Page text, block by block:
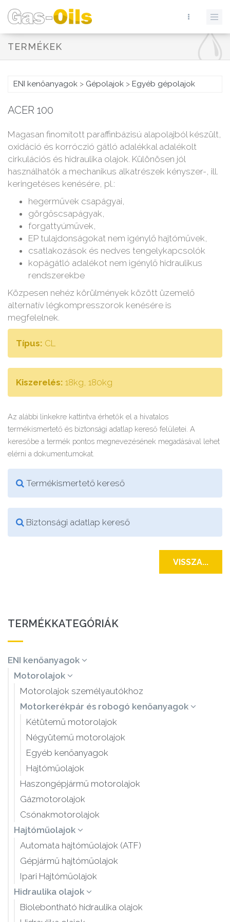
TERMÉKEK
ENI kenőanyagok > Gépolajok > Egyéb gépolajok
ACER 100
Magasan finomított paraffinbázisú alapolajból készült,
oxidáció és korróczió gátló adalékkal adalékolt
cirkulációs és hidraulika olajok. Különösen jól
használhatók a mechanikus alkatrészek kényszer-, ill.
keringetéses kenésére, pl.:
hegerművek csapágyai,
görgőscsapágyak,
forgattyúművek,
EP tulajdonságokat nem igénylő hajtóművek,
csatlakozások és nedves tengelykapcsolók
kopágátló adalékot nem igénylő hidraulikus
rendszerekbe
Közpesen nehéz körülmények között üzemelő
alternatív légkompresszorok kenésére is
megfelelnek.
Típus: CL
Kiszerelés: 18kg, 180kg
Az alábbi linkekre kattintva érhetők el a hivatalos
termékismertető és biztonsági adatlap kereső felületei. A
keresőbe a termék pontos megnevezésének megadásával lehet
elérni a dokumentumokat.
Termékismertető kereső
Biztonsági adatlap kereső
VISSZA...
TERMÉKKATEGÓRIÁK
ENI kenőanyagok
Motorolajok
Motorolajok személyautókhoz
Motorkerékpár és robogó kenőanyagok
Kétütemű motorolajok
Négyütemű motorolajok
Egyéb kenőanyagok
Hajtóműolajok
Haszongépjármű motorolajok
Gázmotorolajok
Csónakmotorolajok
Hajtóműolajok
Automata hajtóműolajok (ATF)
Gépjármű hajtóműolajok
Ipari Hajtóműolajok
Hidraulika olajok
Biolebontható hidraulika olajok